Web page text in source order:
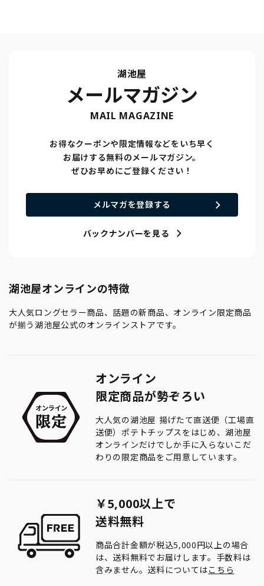
湖池屋
メールマガジン
MAIL MAGAZINE
お得なクーポンや限定情報などをいち早く
お届けする無料のメールマガジン。
ぜひお早めにご登録ください！
メルマガを登録する
バックナンバーを見る
湖池屋オンラインの特徴
大人気ロングセラー商品、話題の新商品、オンライン限定商品
が揃う湖池屋公式のオンラインストアです。
オンライン
限定商品が勢ぞろい
大人気の湖池屋 揚げたて直送便（工場直
送便）ポテトチップスをはじめ、湖池屋
オンラインだけでしか手に入らないこだ
わりの限定商品をご用意しています。
￥5,000以上で
送料無料
商品合計金額が税込5,000円以上の場合
は、送料無料でお届けします。手数料は
含みません。送料についてはこちら